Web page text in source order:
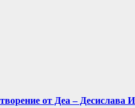
от Деа – Десислава